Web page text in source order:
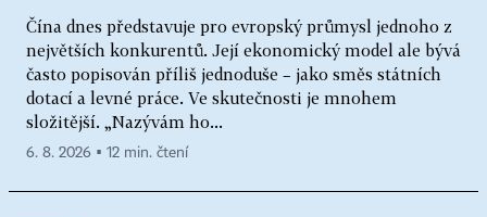
Čína dnes představuje pro evropský průmysl jednoho z
největších konkurentů. Její ekonomický model ale bývá
často popisován příliš jednoduše – jako směs státních
dotací a levné práce. Ve skutečnosti je mnohem
složitější. „Nazývám ho...
6. 8. 2026 ▪ 12 min. čtení